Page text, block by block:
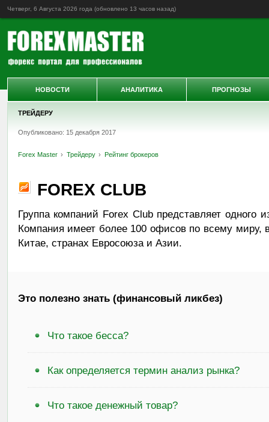
Четверг, 6 Августа 2026 года (обновлено 13 часов назад)
ТРЕЙДЕРУ
Опубликовано: 15 декабря 2017
Forex Master Трейдеру Рейтинг брокеров
FOREX CLUB
Группа компаний Forex Club представляет одного
Компания имеет более 100 офисов по всему
Китае, странах Евросоюза и Азии.
Это полезно знать (финансовый ликбез)
Что такое бесса?
Как определяется термин анализ рынка?
Что такое денежный товар?
НОВОСТИ АНАЛИТИКА ПРОГНОЗЫ